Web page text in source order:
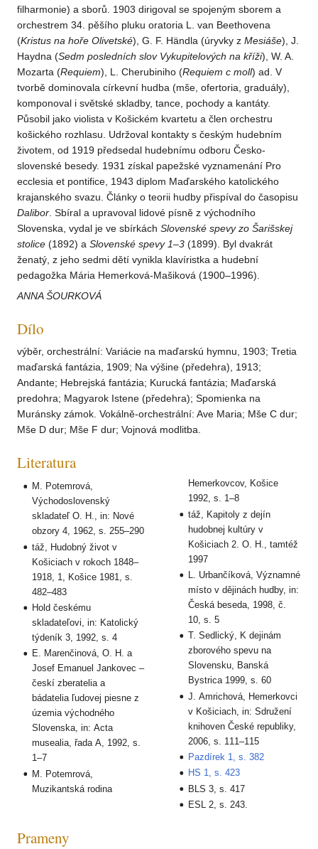
filharmonie) a sborů. 1903 dirigoval se spojeným sborem a
orchestrem 34. pěšího pluku oratoria L. van Beethovena
(Kristus na hoře Olivetské), G. F. Händla (úryvky z Mesiáše), J.
Haydna (Sedm posledních slov Vykupitelových na kříži), W. A.
Mozarta (Requiem), L. Cherubiniho (Requiem c moll) ad. V
tvorbě dominovala církevní hudba (mše, ofertoria, graduály),
komponoval i světské skladby, tance, pochody a kantáty.
Působil jako violista v Košickém kvartetu a člen orchestru
košického rozhlasu. Udržoval kontakty s českým hudebním
životem, od 1919 předsedal hudebnímu odboru Česko-
slovenské besedy. 1931 získal papežské vyznamenání Pro
ecclesia et pontifice, 1943 diplom Maďarského katolického
krajanského svazu. Články o teorii hudby přispíval do časopisu
Dalibor . Sbíral a upravoval lidové písně z východního
Slovenska, vydal je ve sbírkách Slovenské spevy zo Šarišskej
stolice (1892) a Slovenské spevy 1–3 (1899). Byl dvakrát
ženatý, z jeho sedmi dětí vynikla klavíristka a hudební
pedagožka Mária Hemerková-Mašiková (1900–1996).
ANNA ŠOURKOVÁ
Dílo
výběr, orchestrální: Variácie na maďarskú hymnu, 1903; Tretia
maďarská fantázia, 1909; Na výšine (předehra), 1913;
Andante; Hebrejská fantázia; Kurucká fantázia; Maďarská
predohra; Magyarok Istene (předehra); Spomienka na
Muránsky zámok. Vokálně-orchestrální: Ave Maria; Mše C dur;
Mše D dur; Mše F dur; Vojnová modlitba.
Literatura
M. Potemrová,
Východoslovenský
skladateľ O. H., in: Nové
obzory 4, 1962, s. 255–290
táž, Hudobný život v
Košiciach v rokoch 1848–
1918, 1, Košice 1981, s.
482–483
Hold českému
skladateľovi, in: Katolický
týdeník 3, 1992, s. 4
E. Marenčinová, O. H. a
Josef Emanuel Jankovec –
českí zberatelia a
bádatelia ľudovej piesne z
územia východného
Slovenska, in: Acta
musealia, řada A, 1992, s.
1–7
M. Potemrová,
Muzikantská rodina
Hemerkovcov, Košice
1992, s. 1–8
táž, Kapitoly z dejín
hudobnej kultúry v
Košiciach 2. O. H., tamtéž
1997
L. Urbančíková, Významné
místo v dějinách hudby, in:
Česká beseda, 1998, č.
10, s. 5
T. Sedlický, K dejinám
zborového spevu na
Slovensku, Banská
Bystrica 1999, s. 60
J. Amrichová, Hemerkovci
v Košiciach, in: Sdružení
knihoven České republiky,
2006, s. 111–115
Pazdírek 1, s. 382
HS 1, s. 423
BLS 3, s. 417
ESL 2, s. 243.
Prameny